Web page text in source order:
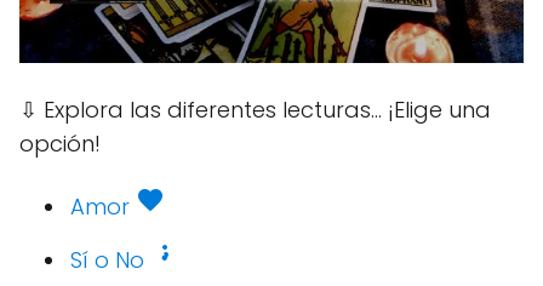
⇩ Explora las diferentes lecturas... ¡Elige una
opción!
Amor
Sí o No